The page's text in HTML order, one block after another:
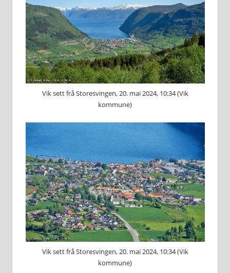
Vik sett frå Storesvingen, 20. mai 2024, 10:34 (Vik
kommune)
Vik sett frå Storesvingen, 20. mai 2024, 10:34 (Vik
kommune)